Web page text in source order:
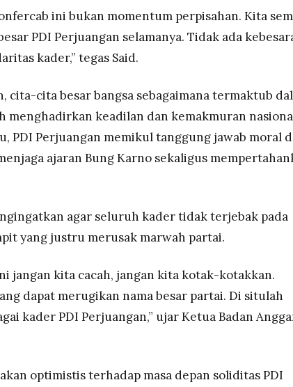
ini bukan momentum perpisahan. Kita
PDI Perjuangan selamanya. Tidak ada
kader,” tegas Said.
cita-cita besar bangsa sebagaimana termaktub
menghadirkan keadilan dan kemakmuran
PDI Perjuangan memikul tanggung jawab moral
ajaran Bung Karno sekaligus
agar seluruh kader tidak terjebak pada
yang justru merusak marwah partai.
jangan kita cacah, jangan kita kotak-kotakkan.
dapat merugikan nama besar partai. Di situlah
kader PDI Perjuangan,” ujar Ketua Badan
optimistis terhadap masa depan soliditas PDI